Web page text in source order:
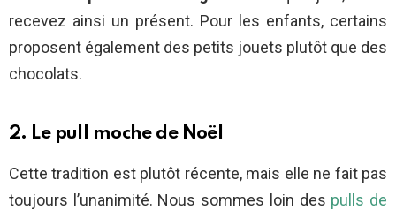
recevez ainsi un présent. Pour les enfants, certains
proposent également des petits jouets plutôt que des
chocolats.
2. Le pull moche de Noël
Cette tradition est plutôt récente, mais elle ne fait pas
toujours l’unanimité. Nous sommes loin des pulls de